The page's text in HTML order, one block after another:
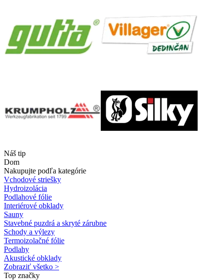
Náš tip
Dom
Nakupujte podľa kategórie
Vchodové striešky
Hydroizolácia
Podlahové fólie
Interiérové obklady
Sauny
Stavebné puzdrá a skryté zárubne
Schody a výlezy
Termoizolačné fólie
Podlahy
Akustické obklady
Zobraziť všetko >
Top značky